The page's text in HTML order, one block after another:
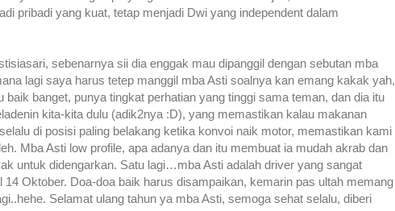
pribadi yang kuat, tetap menjadi Dwi yang independent dalam
sebenarnya sii dia enggak mau dipanggil dengan sebutan mba
lagi saya harus tetep manggil mba Asti soalnya kan emang kakak yah,
banget, punya tingkat perhatian yang tinggi sama teman, dan dia itu
kita-kita dulu (adik2nya :D), yang memastikan kalau makanan
di posisi paling belakang ketika konvoi naik motor, memastikan kami
Mba Asti low profile, apa adanya dan itu membuat ia mudah akrab dan
untuk didengarkan. Satu lagi…mba Asti adalah driver yang sangat
14 Oktober. Doa-doa baik harus disampaikan, kemarin pas ultah memang
Selamat ulang tahun ya mba Asti, semoga sehat selalu, diberi